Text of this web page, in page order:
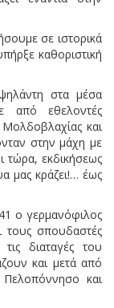
σε ιστορικά
καθοριστική
στα μέσα
από εθελοντές
και
στην μάχη με
εκδικήσεως
μας κράζει!… έως
ο γερμανόφιλος
τους σπουδαστές
διαταγές του
και μετά από
Πελοπόννησο και